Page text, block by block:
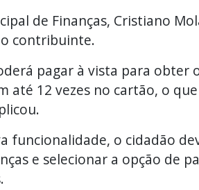
de Finanças, Cristiano
contribuinte.
pagar à vista para obter
até 12 vezes no cartão, o
funcionalidade, o cidadão
e selecionar a opção de